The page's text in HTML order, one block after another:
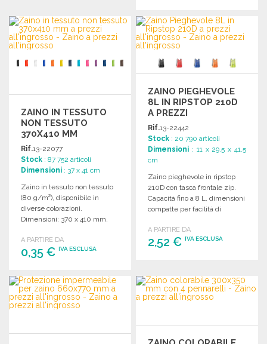
Richiedi un preventivo ORDINARE
Richiedi un preventivo
ZAINO IN TESSUTO
NON TESSUTO
370X410 MM
Rif.13-22077
Stock : 87 752 articoli
Dimensioni : 37 x 41 cm
Zaino in tessuto non tessuto
(80 g/m²), disponibile in
diverse colorazioni.
Dimensioni: 370 x 410 mm.
A PARTIRE DA
0,35 € IVA ESCLUSA
ORDINARE
Richiedi un preventivo
ZAINO PIEGHEVOLE
8L IN RIPSTOP 210D
A PREZZI
ALL'INGROSSO
Rif.13-22442
Stock : 20 790 articoli
Dimensioni : 11 x 29.5 x 41.5
cm
Zaino pieghevole in ripstop
210D con tasca frontale zip.
Capacità fino a 8 L, dimensioni
compatte per facilità di
A PARTIRE DA
2,52 €IVA ESCLUSA
Richiedi un preventivo